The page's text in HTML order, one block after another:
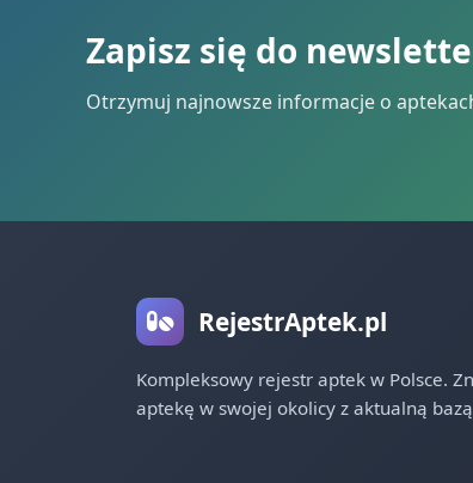
Zapisz się do
Otrzymuj najnowsze informacje o
RejestrAptek.pl
Kompleksowy rejestr aptek w Polsce.
aptekę w swojej okolicy z aktualną